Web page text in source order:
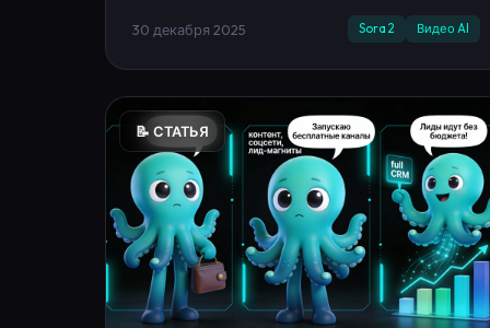
📝 СТАТЬЯ
Маркетинг 18 мин